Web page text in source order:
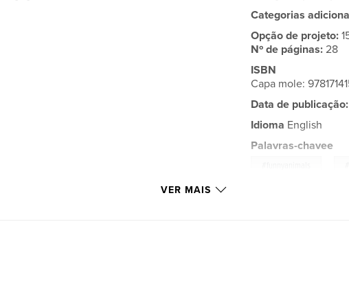
Categorias
Opção de projeto:
Nº de páginas:28
ISBN
Capa mole:
Data de publicação:
Idioma English
Palavras-chavee
VER MAIS